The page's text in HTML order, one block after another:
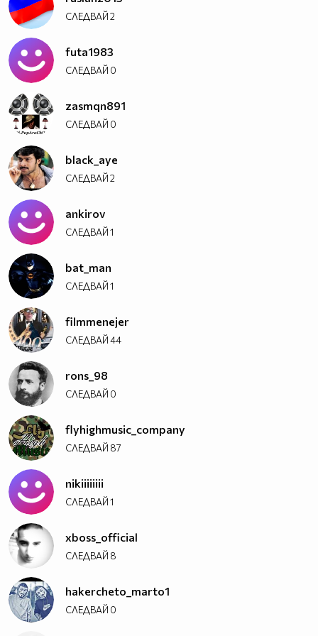
СЛЕДВАЙ2
futa1983
СЛЕДВАЙ 0
zasmqn891
СЛЕДВАЙ 0
black_aye
СЛЕДВАЙ2
ankirov
СЛЕДВАЙ1
bat_man
СЛЕДВАЙ1
filmmenejer
СЛЕДВАЙ44
rons_98
СЛЕДВАЙ 0
flyhighmusic_company
СЛЕДВАЙ 87
nikiiiiiiii
СЛЕДВАЙ1
xboss_official
СЛЕДВАЙ 8
hakercheto_marto1
СЛЕДВАЙ 0